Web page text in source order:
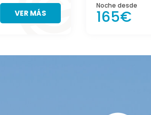
VER MÁS
Noche desde
165€